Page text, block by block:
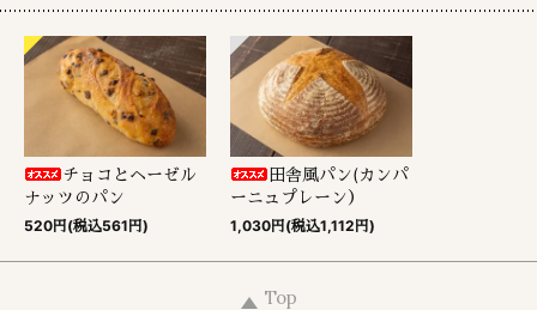
チョコとヘーゼル
ナッツのパン
520円(税込561円)
田舎風パン(カンパ
ーニュプレーン）
1,030円(税込1,112円)
Top